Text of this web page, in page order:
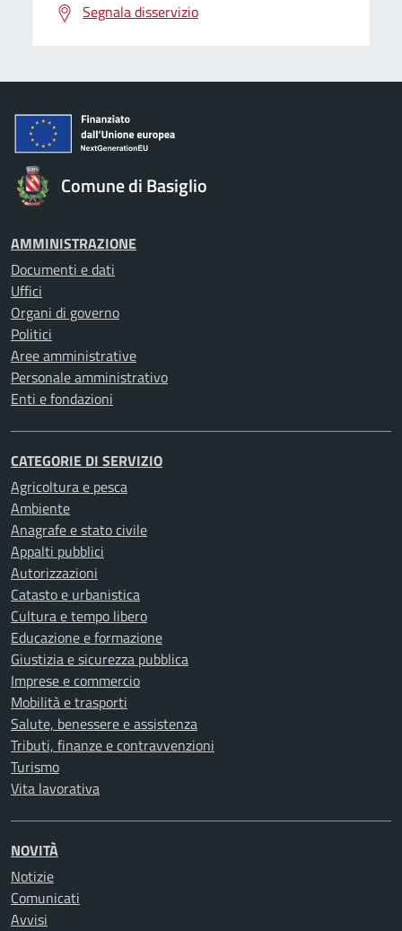
Segnala disservizio
Comune di Basiglio
AMMINISTRAZIONE
Documenti e dati
Uffici
Organi di governo
Politici
Aree amministrative
Personale amministrativo
Enti e fondazioni
CATEGORIE DI SERVIZIO
Agricoltura e pesca
Ambiente
Anagrafe e stato civile
Appalti pubblici
Autorizzazioni
Catasto e urbanistica
Cultura e tempo libero
Educazione e formazione
Giustizia e sicurezza pubblica
Imprese e commercio
Mobilità e trasporti
Salute, benessere e assistenza
Tributi, finanze e contravvenzioni
Turismo
Vita lavorativa
NOVITÀ
Notizie
Comunicati
Avvisi